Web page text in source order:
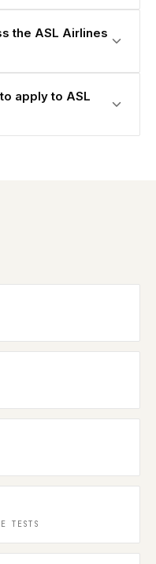
the ASL Airlines
apply to ASL
TESTS